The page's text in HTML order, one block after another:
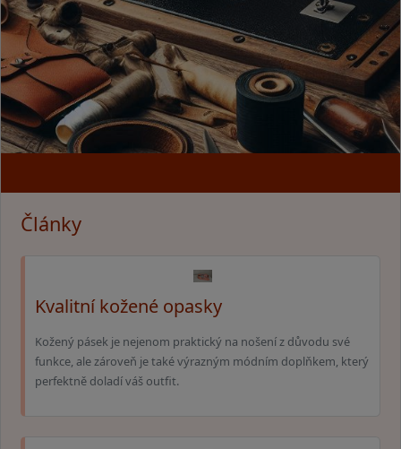
Články
Kvalitní kožené opasky
Kožený pásek je nejenom praktický na nošení z důvodu své
funkce, ale zároveň je také výrazným módním doplňkem, který
perfektně doladí váš outfit.